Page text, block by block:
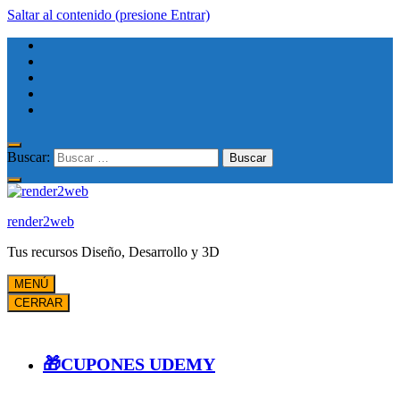
Saltar al contenido (presione Entrar)
Buscar:
render2web
Tus recursos Diseño, Desarrollo y 3D
MENÚ
CERRAR
🎁CUPONES UDEMY